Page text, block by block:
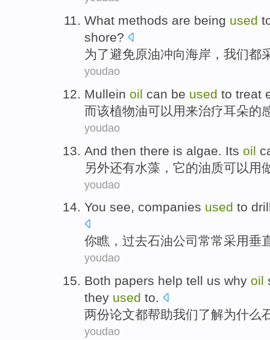
What methods are being used
shore?
为了避免原油冲向海岸 ，我们都
youdao
Mullein oil can be used to treat
而该植物油可以用来治疗耳朵的
youdao
And then there is algae Its oil
另外还有水藻 ， 它的油质可以 用
youdao
You see, companies used to
你瞧 ， 过去石油公司 常常采用垂
youdao
Both papers help tell us why oil
they used to.
两份论文都帮助我们了解为什么
youdao